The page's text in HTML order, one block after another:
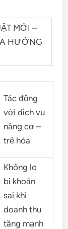
MỚI –
HƯỞNG
Tác động
với dịch vụ
nâng cơ –
trẻ hóa
Không lo
bị khoán
sai khi
doanh thu
tăng mạnh